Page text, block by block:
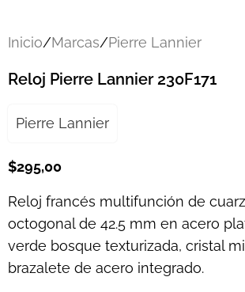
Inicio/Marcas/Pierre Lannier
Reloj Pierre Lannier 230F171
Pierre Lannier
$295,00
Reloj francés multifunción de
octogonal de 42.5 mm en acero
verde bosque texturizada, cristal
brazalete de acero integrado.